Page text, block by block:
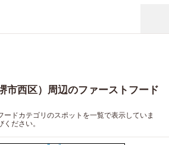
市西区）周辺のファーストフード
ードカテゴリのスポットを一覧で表示していま
ださい。